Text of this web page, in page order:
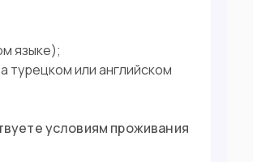
языке);
турецком или английском
условиям проживания